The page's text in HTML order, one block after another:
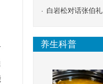
医救治的临床效果
白岩松对话张伯礼
养生科普